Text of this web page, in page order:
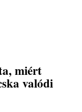
miért
valódi